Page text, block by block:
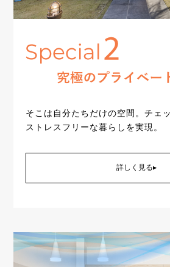
そこは自分たちだけの空間。チェ
ストレスフリーな暮らしを実現。
詳しく見る▸